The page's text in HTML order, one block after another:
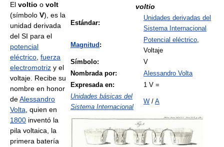
voltio
Estándar:
Unidades derivadas del
Sistema Internacional
Magnitud :
Potencial eléctrico,
Voltaje
Símbolo:
V
Nombrada por:
Alessandro Volta
Expresada en:
1 V =
Unidades básicas del
Sistema Internacional
W / A
El voltio o volt
(símbolo V), es la
unidad derivada
del SI para el
potencial
eléctrico fuerza
electromotriz y el
voltaje. Recibe su
nombre en honor
deAlessandro
Volta , quien en
1800 inventó la
pila voltaica, la
primera batería